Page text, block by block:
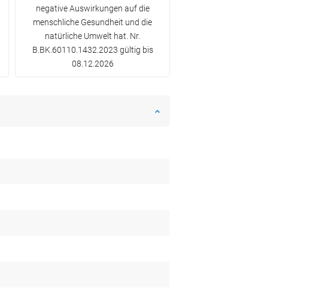
negative Auswirkungen auf die
menschliche Gesundheit und die
natürliche Umwelt hat. Nr.
B.BK.60110.1432.2023 gültig bis
08.12.2026